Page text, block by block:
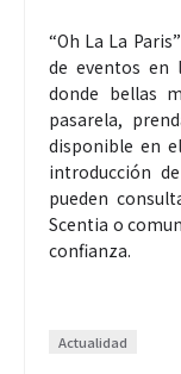
“Oh La La
de eventos en
donde bellas
pasarela,
disponible en
introducción
pueden
Scentia o
confianza.
Actualidad